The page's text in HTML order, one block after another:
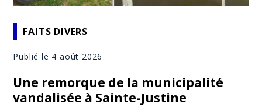
FAITS DIVERS
Publié le 4 août 2026
Une remorque de la municipalité
vandalisée à Sainte-Justine